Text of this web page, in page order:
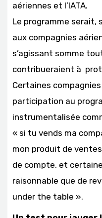
aériennes et l’IATA.
Le programme serait,
aux compagnies
s’agissant somme
contribueraient à
Certaines
participation au
instrumentalisée
« si tu vends ma
mon produit de
de compte, et
raisonnable que de
under the table ».